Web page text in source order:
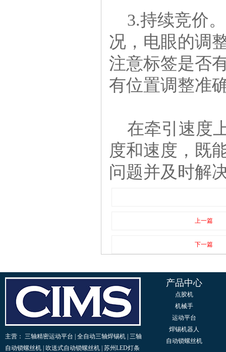
3.持续竞价
况，电眼的调
注意标签是否
有位置调整准
在牵引速度
度和速度，既
问题并及时解
上一篇
下一篇
主营： 三轴精密运动平台 全自动三轴焊锡机 三轴
自动锁螺丝机
吹送式自动锁螺丝机 苏州LED灯条
产品中心
点胶机
机械手
运动平台
焊锡机器人
自动锁螺丝机